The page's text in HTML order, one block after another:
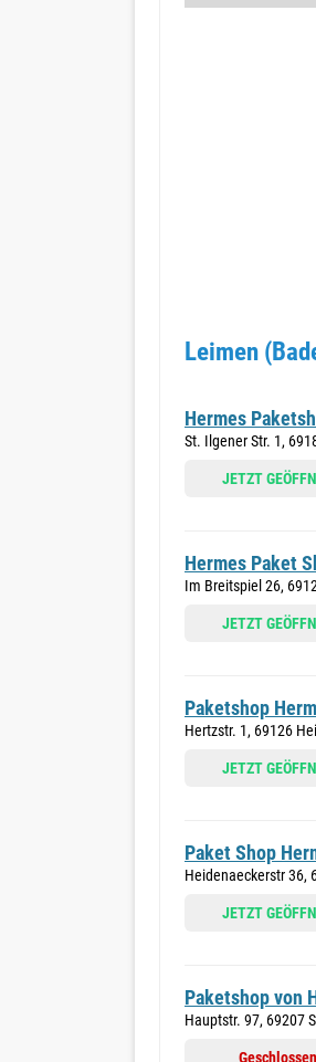
Leimen
Hermes
St. Ilgener Str. 1,
JETZT
Hermes Paket
Im Breitspiel 26,
JETZT
Paketshop
Hertzstr. 1, 69126
JETZT
Paket Shop
Heidenaeckerstr 36,
JETZT
Paketshop von
Hauptstr. 97, 69207